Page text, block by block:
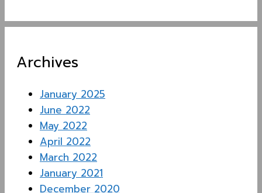
Archives
January 2025
June 2022
May 2022
April 2022
March 2022
January 2021
December 2020